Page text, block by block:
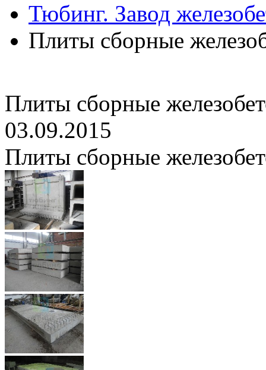
Тюбинг. Завод
Плиты сборные
Плиты сборные
03.09.2015
Плиты сборные